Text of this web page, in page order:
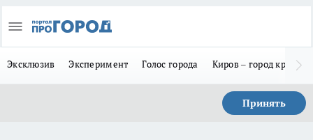
Эксклюзив Эксперимент Голос города Киров – город
Принять